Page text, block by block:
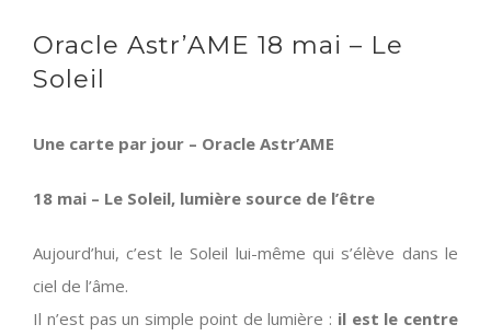
Oracle Astr’AME 18 mai – Le
Soleil
Une carte par jour – Oracle Astr’AME
18 mai – Le Soleil, lumière source de l’être
Aujourd’hui, c’est le Soleil lui-même qui s’élève dans le
ciel de l’âme.
Il n’est pas un simple point de lumière : il est le centre